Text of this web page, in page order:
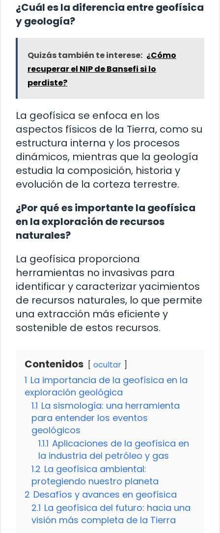
¿Cuál es la diferencia entre geofísica
y geología?
Quizás también te interese: ¿Cómo
recuperar el NIP de Bansefi si lo
perdiste?
La geofísica se enfoca en los
aspectos físicos de la Tierra, como su
estructura interna y los procesos
dinámicos, mientras que la geología
estudia la composición, historia y
evolución de la corteza terrestre.
¿Por qué es importante la geofísica
en la exploración de recursos
naturales?
La geofísica proporciona
herramientas no invasivas para
identificar y caracterizar yacimientos
de recursos naturales, lo que permite
una extracción más eficiente y
sostenible de estos recursos.
Contenidos ocultar
1 La importancia de la geofísica en la
exploración geológica
1.1 La sismología: una herramienta
para entender los eventos
geológicos
1.1.1 Aplicaciones de la geofísica en
la industria del petróleo y gas
1.2 La geofísica ambiental:
protegiendo nuestro planeta
2 Desafíos y avances en geofísica
2.1 La geofísica del futuro: hacia una
visión más completa de la Tierra